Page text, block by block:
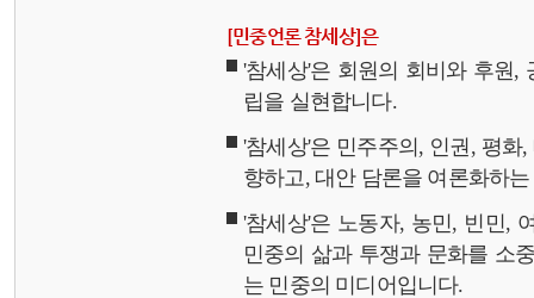
[민중언론 참세상]은
'참세상'은 회원의 회비와 후원,
립을 실현합니다.
'참세상'은 민주주의, 인권, 평
향하고, 대안 담론을 여론화하
'참세상'은 노동자, 농민, 빈민,
민중의 삶과 투쟁과 문화를 소
는 민중의 미디어입니다.